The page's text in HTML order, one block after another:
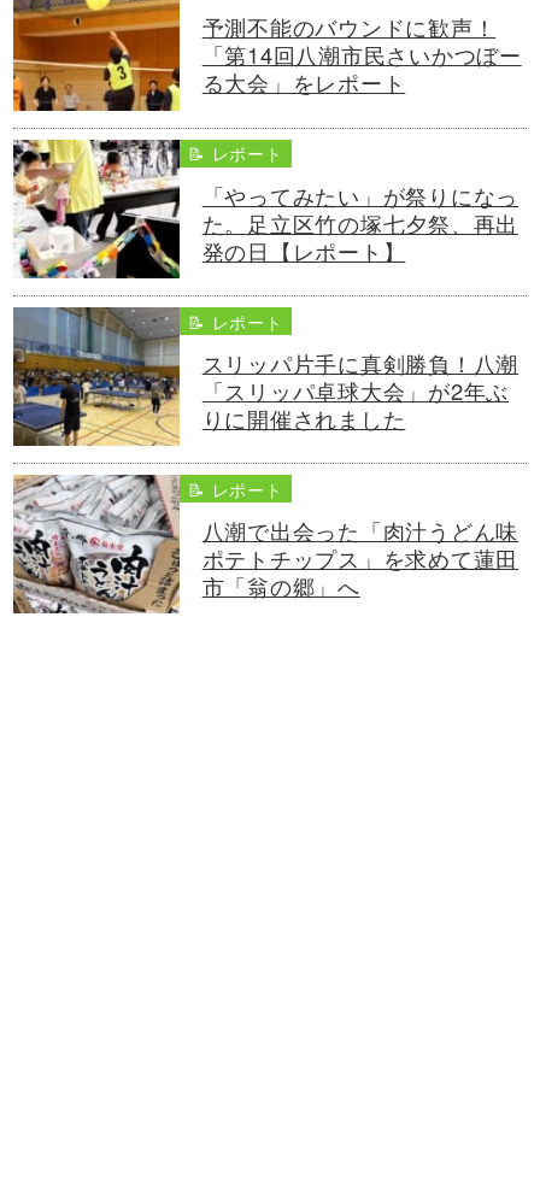
予測不能のバウンドに歓声！
「第14回八潮市民さいかつぼー
る大会」をレポート
📝 レポート
「やってみたい」が祭りになっ
た。足立区竹の塚七夕祭、再出
発の日【レポート】
📝 レポート
スリッパ片手に真剣勝負！八潮
「スリッパ卓球大会」が2年ぶ
りに開催されました
📝 レポート
八潮で出会った「肉汁うどん味
ポテトチップス」を求めて蓮田
市「翁の郷」へ